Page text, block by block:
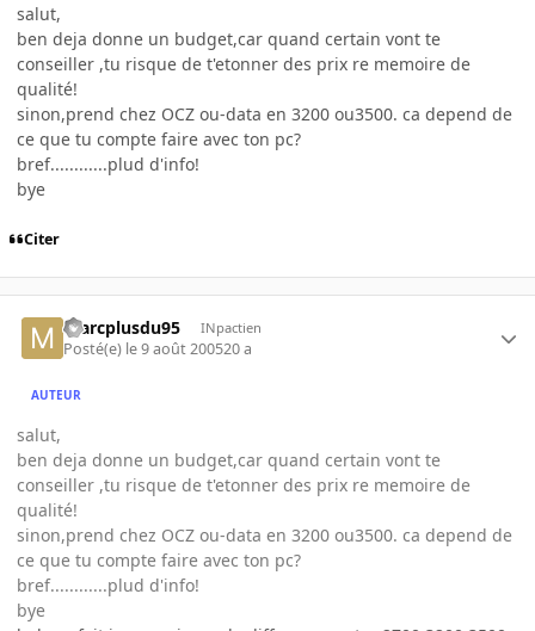
salut,
ben deja donne un budget,car quand certain vont te
conseiller ,tu risque de t'etonner des prix re memoire de
qualité!
sinon,prend chez OCZ ou-data en 3200 ou3500. ca depend de
ce que tu compte faire avec ton pc?
bref............plud d'info!
bye
Citer
marcplusdu95 INpactien
Posté(e) le 9 août 200520 a
AUTEUR
salut,
ben deja donne un budget,car quand certain vont te
conseiller ,tu risque de t'etonner des prix re memoire de
qualité!
sinon,prend chez OCZ ou-data en 3200 ou3500. ca depend de
ce que tu compte faire avec ton pc?
bref............plud d'info!
bye